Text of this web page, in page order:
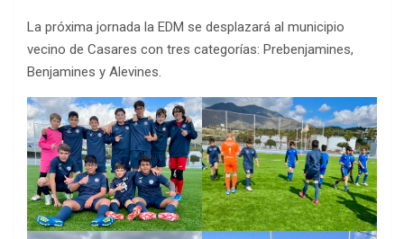
La próxima jornada la EDM se desplazará al municipio
vecino de Casares con tres categorías: Prebenjamines,
Benjamines y Alevines.